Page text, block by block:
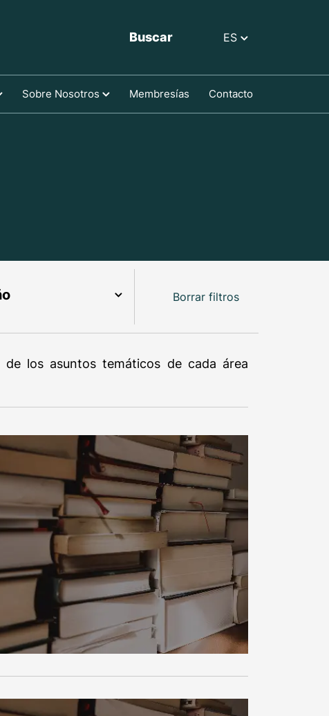
Buscar ES
Sobre Nosotros Membresías Contacto
Borrar filtros
los asuntos temáticos de cada área